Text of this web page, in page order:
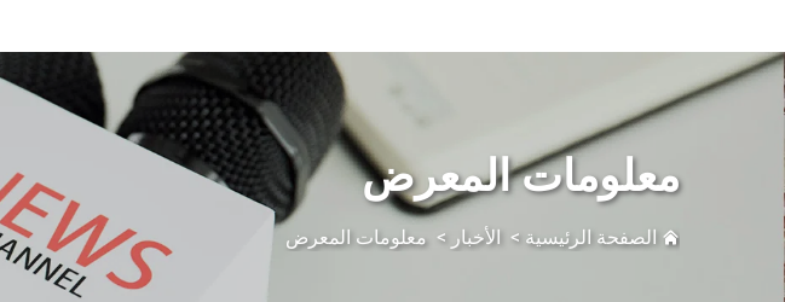
معلومات المعرض
الصفحة الرئيسية > الأخبار > معلومات المعرض